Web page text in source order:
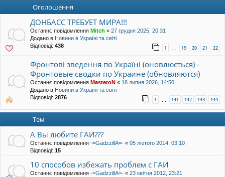
Оголошення
ДОНБАСС ТРЕБУЕТ МИРА!!!
Останнє повідомлення Mitch « 27 грудня 2025, 20:31
Додано в Новини в Україні та світі
Відповіді: 438 1 … 19 20 21 22
Фронтові зведення по Україні (оновлюється) -
Фронтовые сводки по Украине (обновляются)
Останнє повідомлення MasteroN « 18 липня 2026, 14:50
Додано в Новини в Україні та світі
Відповіді: 2876 1 … 141 142 143 144
Тем
А Вы любите ГАИ???
Останнє повідомлення -=GadzzillA=- « 05 лютого 2014, 03:10
Відповіді: 15
10 способов избежать проблем с ГАИ
Останнє повідомлення -=GadzzillA=- « 23 квітня 2012, 23:21